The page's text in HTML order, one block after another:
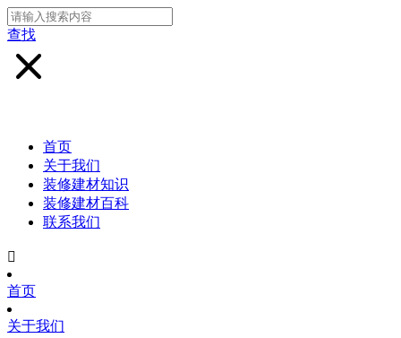
查找
首页
关于我们
装修建材知识
装修建材百科
联系我们

首页
关于我们